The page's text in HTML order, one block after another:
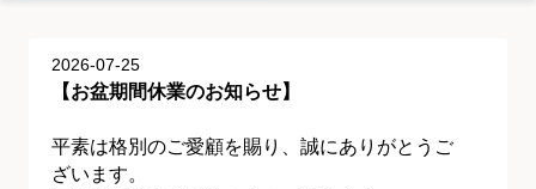
2026-07-25
【お盆期間休業のお知らせ】
平素は格別のご愛顧を賜り、誠にありがとうご
ざいます。